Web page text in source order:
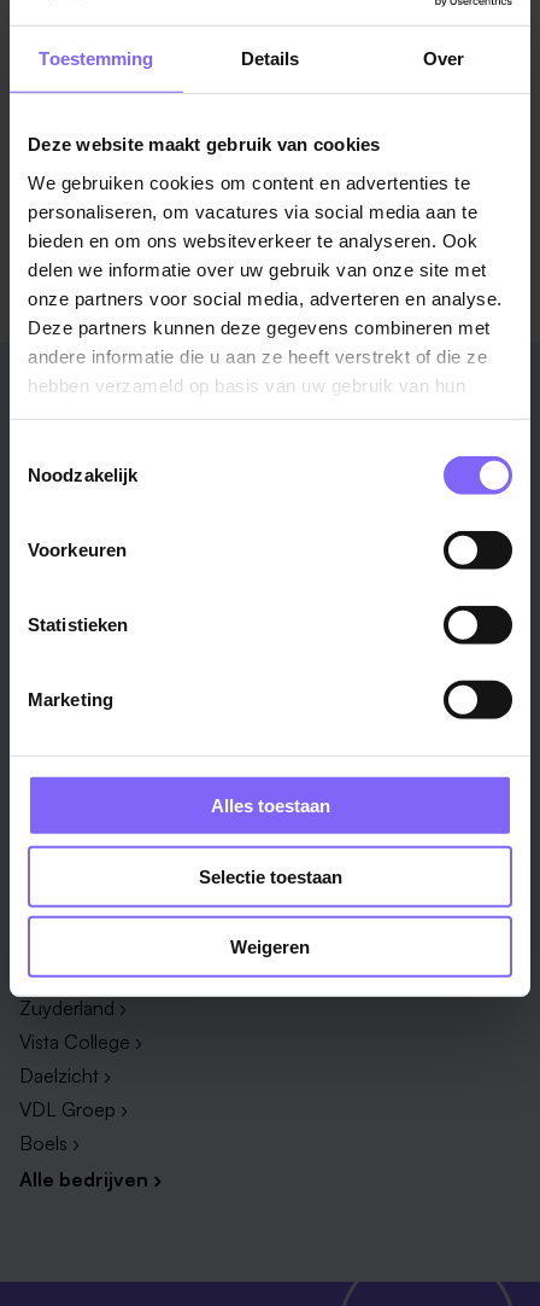
Toestemming Details Over
Deze website maakt gebruik van cookies
We gebruiken cookies om content en advertenties te
personaliseren, om vacatures via social media aan te
bieden en om ons websiteverkeer te analyseren. Ook
delen we informatie over uw gebruik van onze site met
onze partners voor social media, adverteren en analyse.
Deze partners kunnen deze gegevens combineren met
andere informatie die u aan ze heeft verstrekt of die ze
hebben verzameld op basis van uw gebruik van hun
Noodzakelijk
Voorkeuren
Statistieken
Marketing
Alles toestaan
Selectie toestaan
Weigeren
©TomTom
Locatie Meerssen
Meer informatie over Kura?
Bezoek de website
Stad
Venlo ›
Regio
ICT ›
Productiemedewerker ›
Onderwijsassistent ›
Alle functies ›
Zuyderland ›
Vista College ›
Daelzicht ›
VDL Groep ›
Boels ›
Alle bedrijven ›